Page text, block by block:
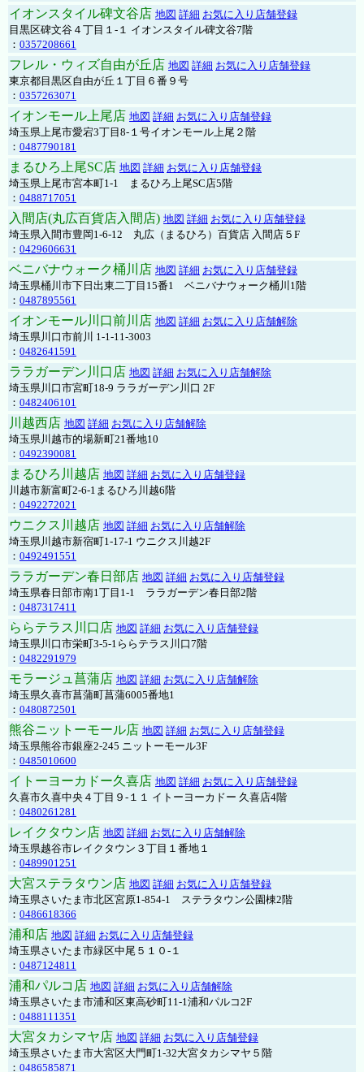
イオンスタイル碑文谷店 地図 詳細 お気に入り店舗登録
目黒区碑文谷４丁目１-１ イオンスタイル碑文谷7階
： 0357208661
フレル・ウィズ自由が丘店 地図 詳細 お気に入り店舗登録
東京都目黒区自由が丘１丁目６番９号
： 0357263071
イオンモール上尾店 地図 詳細 お気に入り店舗登録
埼玉県上尾市愛宕3丁目8-１号イオンモール上尾２階
： 0487790181
まるひろ上尾SC店 地図 詳細 お気に入り店舗登録
埼玉県上尾市宮本町1-1 まるひろ上尾SC店5階
： 0488717051
入間店(丸広百貨店入間店) 地図 詳細 お気に入り店舗登録
埼玉県入間市豊岡1-6-12 丸広（まるひろ）百貨店 入間店５F
： 0429606631
ベニバナウォーク桶川店 地図 詳細 お気に入り店舗登録
埼玉県桶川市下日出東二丁目15番1 ベニバナウォーク桶川1階
： 0487895561
イオンモール川口前川店 地図 詳細 お気に入り店舗解除
埼玉県川口市前川 1-1-11-3003
： 0482641591
ララガーデン川口店 地図 詳細 お気に入り店舗解除
埼玉県川口市宮町18-9 ララガーデン川口 2F
： 0482406101
川越西店 地図 詳細 お気に入り店舗解除
埼玉県川越市的場新町21番地10
： 0492390081
まるひろ川越店 地図 詳細 お気に入り店舗登録
川越市新富町2-6-1まるひろ川越6階
： 0492272021
ウニクス川越店 地図 詳細 お気に入り店舗解除
埼玉県川越市新宿町1-17-1 ウニクス川越2F
： 0492491551
ララガーデン春日部店 地図 詳細 お気に入り店舗登録
埼玉県春日部市南1丁目1-1 ララガーデン春日部2階
： 0487317411
ららテラス川口店 地図 詳細 お気に入り店舗登録
埼玉県川口市栄町3-5-1ららテラス川口7階
： 0482291979
モラージュ菖蒲店 地図 詳細 お気に入り店舗解除
埼玉県久喜市菖蒲町菖蒲6005番地1
： 0480872501
熊谷ニットーモール店 地図 詳細 お気に入り店舗登録
埼玉県熊谷市銀座2-245 ニットーモール3F
： 0485010600
イトーヨーカドー久喜店 地図 詳細 お気に入り店舗登録
久喜市久喜中央４丁目９-１１ イトーヨーカドー 久喜店4階
： 0480261281
レイクタウン店 地図 詳細 お気に入り店舗解除
埼玉県越谷市レイクタウン３丁目１番地１
： 0489901251
大宮ステラタウン店 地図 詳細 お気に入り店舗登録
埼玉県さいたま市北区宮原1-854-1 ステラタウン公園棟2階
： 0486618366
浦和店 地図 詳細 お気に入り店舗登録
埼玉県さいたま市緑区中尾５１０-１
： 0487124811
浦和パルコ店 地図 詳細 お気に入り店舗解除
埼玉県さいたま市浦和区東高砂町11-1浦和パルコ2F
： 0488111351
大宮タカシマヤ店 地図 詳細 お気に入り店舗登録
埼玉県さいたま市大宮区大門町1-32大宮タカシマヤ５階
： 0486585871